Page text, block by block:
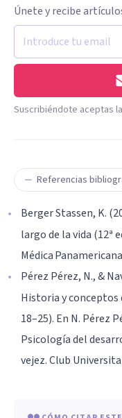
Únete y recibe
Suscribiéndote aceptas
Referencias
Berger Stassen, K.
largo de la vida (12ª
Médica
Pérez Pérez, N., &
Historia y
18–25). En N. Pérez
Psicología del
vejez. Club